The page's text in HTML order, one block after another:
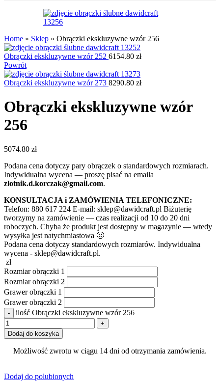
Home » Sklep » Obrączki ekskluzywne wzór 256
Obrączki ekskluzywne wzór 252 6154.80 zł
Powrót
Obrączki ekskluzywne wzór 273 8290.80 zł
Obrączki ekskluzywne wzór
256
5074.80 zł
Podana cena dotyczy pary obrączek o standardowych rozmiarach.
Indywidualna wycena — proszę pisać na emaila
zlotnik.d.korczak@gmail.com.
KONSULTACJA i ZAMÓWIENIA TELEFONICZNE:
Telefon: 880 617 224 E-mail: sklep@dawidcraft.pl Biżuterię
tworzymy na zamówienie — czas realizacji od 10 do 20 dni
roboczych. Chyba że produkt jest dostępny w magazynie — wtedy
wysyłka jest natychmiastowa 🙂
Podana cena dotyczy standardowych rozmiarów. Indywidualna
wycena - sklep@dawidcraft.pl.
zł
Rozmiar obrączki 1
Rozmiar obrączki 2
Grawer obrączki 1
Grawer obrączki 2
ilość Obrączki ekskluzywne wzór 256
Dodaj do koszyka
Możliwość zwrotu w ciągu 14 dni od otrzymania zamówienia.
Dodaj do polubionych